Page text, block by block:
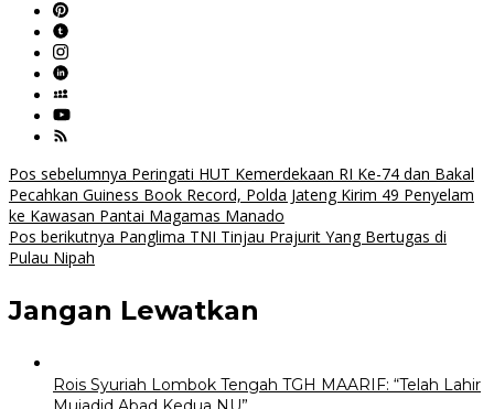
Navigasi
pos
Pos sebelumnya Peringati HUT Kemerdekaan RI Ke-74 dan Bakal
Pecahkan Guiness Book Record, Polda Jateng Kirim 49 Penyelam
ke Kawasan Pantai Magamas Manado
Pos berikutnya Panglima TNI Tinjau Prajurit Yang Bertugas di
Pulau Nipah
Jangan Lewatkan
Rois Syuriah Lombok Tengah TGH MAARIF: “Telah Lahir